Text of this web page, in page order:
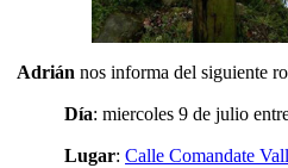
Adrián nos informa del siguiente
Día: miercoles 9 de julio
Lugar: Calle Comandate